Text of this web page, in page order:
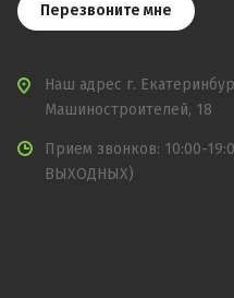
Перезвоните мне
Наш адрес г.
Машиностроителей, 18
Прием звонков: 10:00-
ВЫХОДНЫХ)